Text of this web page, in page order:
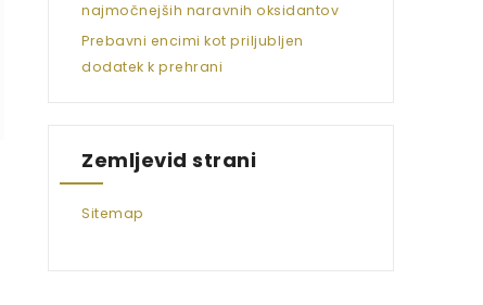
najmočnejših naravnih oksidantov
Prebavni encimi kot priljubljen
dodatek k prehrani
Zemljevid strani
Sitemap